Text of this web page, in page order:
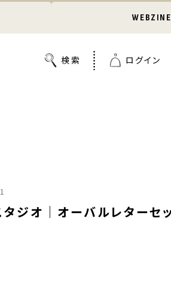
WEBZINE
ジオ｜オーバルレターセ